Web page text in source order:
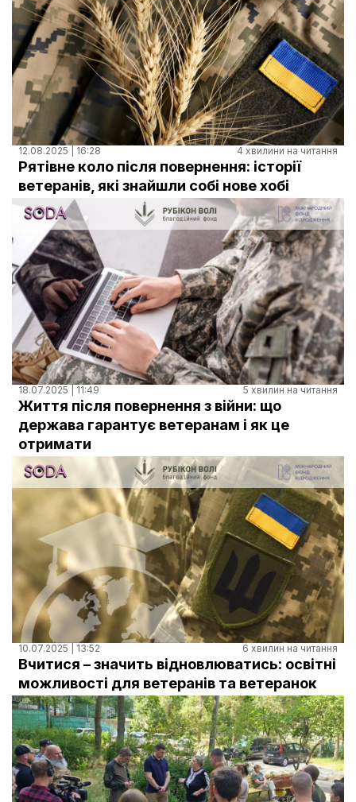
12.08.2025 | 16:28 4 хвилини на читання
Рятівне коло після повернення: історії
ветеранів, які знайшли собі нове хобі
18.07.2025 | 11:49 5 хвилин на читання
Життя після повернення з війни: що
держава гарантує ветеранам і як це
отримати
10.07.2025 | 13:52 6 хвилин на читання
Вчитися – значить відновлюватись: освітні
можливості для ветеранів та ветеранок